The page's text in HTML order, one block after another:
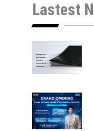
Lastest